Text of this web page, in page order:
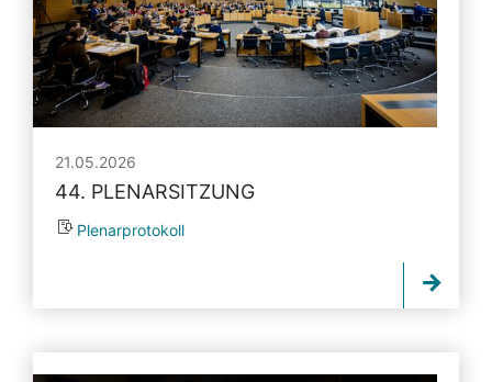
21.05.2026
44. PLENARSITZUNG
Plenarprotokoll